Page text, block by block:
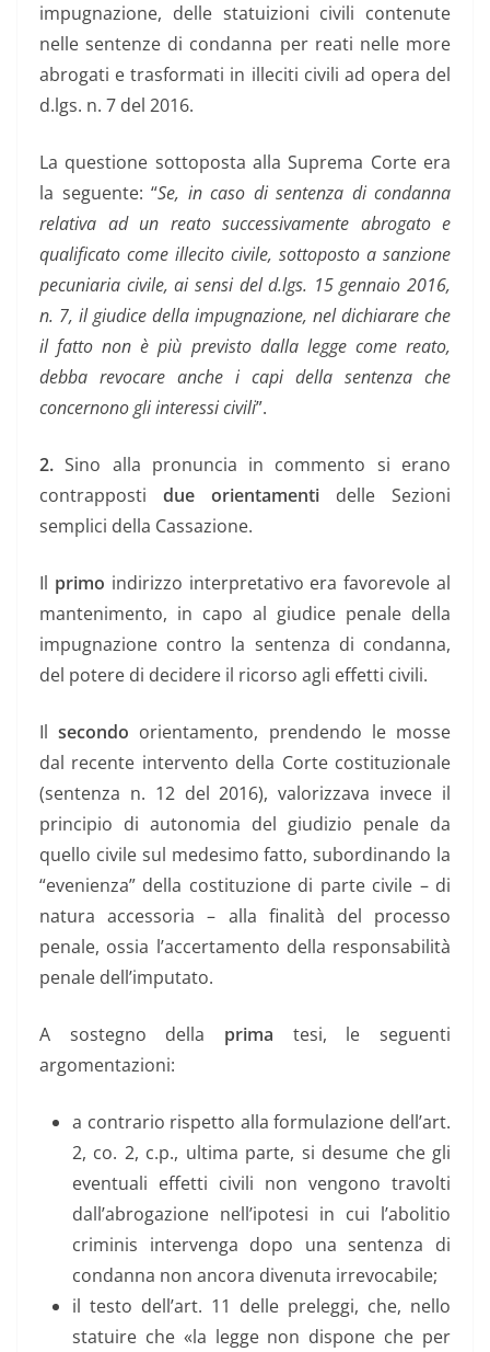
impugnazione, delle statuizioni civili contenute
nelle sentenze di condanna per reati nelle more
abrogati e trasformati in illeciti civili ad opera del
d.lgs. n. 7 del 2016.
La questione sottoposta alla Suprema Corte era
la seguente: “Se, in caso di sentenza di condanna
relativa ad un reato successivamente abrogato e
qualificato come illecito civile, sottoposto a sanzione
pecuniaria civile, ai sensi del d.lgs. 15 gennaio 2016,
n. 7, il giudice della impugnazione, nel dichiarare che
il fatto non è più previsto dalla legge come reato,
debba revocare anche i capi della sentenza che
concernono gli interessi civili”.
2. Sino alla pronuncia in commento si erano
contrapposti due orientamenti delle Sezioni
semplici della Cassazione.
Il primo indirizzo interpretativo era favorevole al
mantenimento, in capo al giudice penale della
impugnazione contro la sentenza di condanna,
del potere di decidere il ricorso agli effetti civili.
Ilsecondo orientamento, prendendo le mosse
dal recente intervento della Corte costituzionale
(sentenza n. 12 del 2016), valorizzava invece il
principio di autonomia del giudizio penale da
quello civile sul medesimo fatto, subordinando la
“evenienza” della costituzione di parte civile – di
natura accessoria – alla finalità del processo
penale, ossia l’accertamento della responsabilità
penale dell’imputato.
A sostegno della prima tesi, le seguenti
argomentazioni:
a contrario rispetto alla formulazione dell’art.
2, co. 2, c.p., ultima parte, si desume che gli
eventuali effetti civili non vengono travolti
dall’abrogazione nell’ipotesi in cui l’abolitio
criminis intervenga dopo una sentenza di
condanna non ancora divenuta irrevocabile;
il testo dell’art. 11 delle preleggi, che, nello
statuire che «la legge non dispone che per